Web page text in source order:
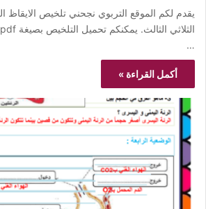
يقدم لكم الموقع التربوي نجحني تلخيص
…
أكمل القراءة »